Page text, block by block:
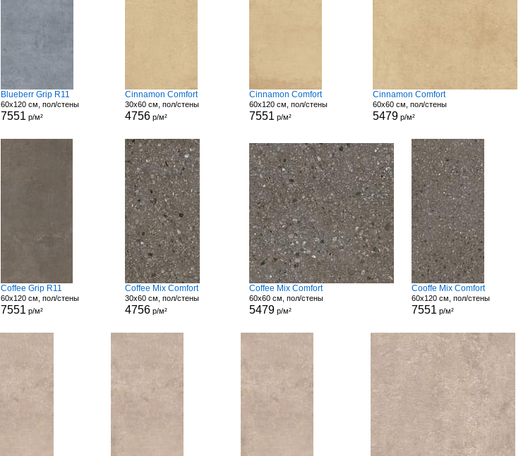
Blueberr Grip R11
60x120 см, пол/стены
7551 р/м²
Cinnamon Comfort
30x60 см, пол/стены
4756р/м²
Cinnamon Comfort
60x120 см, пол/стены
7551 р/м²
Cinnamon Comfort
60x60 см, пол/стены
5479 р/м²
Coffee Grip R11
60x120 см, пол/стены
7551 р/м²
Coffee Mix Comfort
30x60 см, пол/стены
4756р/м²
Coffee Mix Comfort
60x60 см, пол/стены
5479р/м²
Cooffe Mix Comfort
60x120 см, пол/стены
7551 р/м²